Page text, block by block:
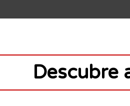
Descubre